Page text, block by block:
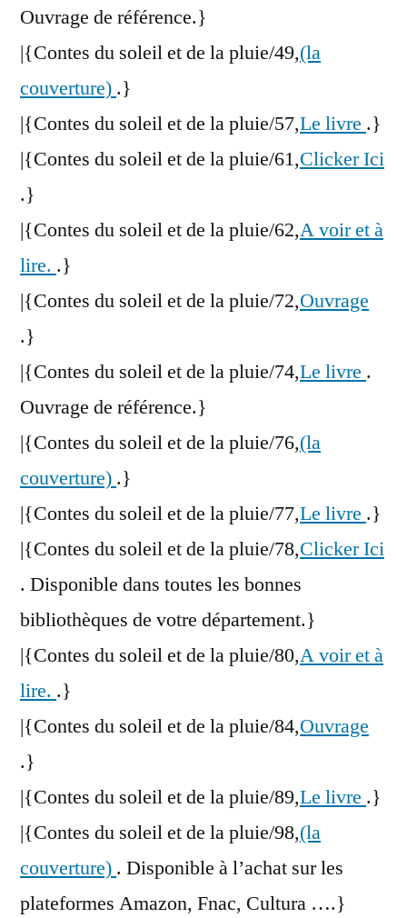
Ouvrage de référence.}
|{Contes du soleil et de la pluie/49,(la
couverture) .}
|{Contes du soleil et de la pluie/57,Le livre .}
|{Contes du soleil et de la pluie/61,Clicker Ici
.}
|{Contes du soleil et de la pluie/62,A voir et à
lire. .}
|{Contes du soleil et de la pluie/72,Ouvrage
.}
|{Contes du soleil et de la pluie/74,Le livre .
Ouvrage de référence.}
|{Contes du soleil et de la pluie/76,(la
couverture) .}
|{Contes du soleil et de la pluie/77,Le livre .}
|{Contes du soleil et de la pluie/78,Clicker Ici
. Disponible dans toutes les bonnes
bibliothèques de votre département.}
|{Contes du soleil et de la pluie/80,A voir et à
lire. .}
|{Contes du soleil et de la pluie/84,Ouvrage
.}
|{Contes du soleil et de la pluie/89,Le livre .}
|{Contes du soleil et de la pluie/98,(la
couverture) . Disponible à l’achat sur les
plateformes Amazon, Fnac, Cultura ….}